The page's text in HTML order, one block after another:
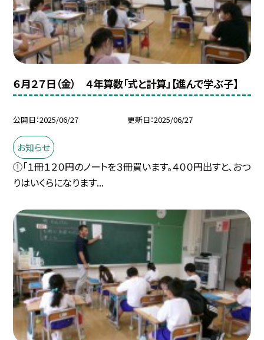
６月２７日（金） ４年算数「式と計算」【進んで学ぶ子】
公開日 2025/06/27 更新日 2025/06/27
お知らせ
①「１冊１２０円のノートを３冊買います。４００円出すと、おつ
りはいくらになります...